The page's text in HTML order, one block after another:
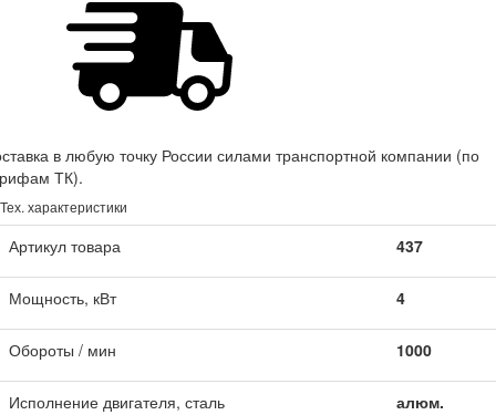
в любую точку России силами транспортной компании (по
ТК).
Тех. характеристики
Артикул товара 437
Мощность, кВт 4
Обороты / мин 1000
Исполнение двигателя, сталь алюм.